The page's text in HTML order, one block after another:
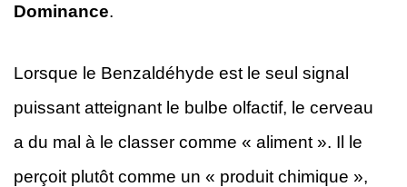
Dominance.
Lorsque le Benzaldéhyde est le seul signal
puissant atteignant le bulbe olfactif, le cerveau
a du mal à le classer comme « aliment ». Il le
perçoit plutôt comme un « produit chimique »,